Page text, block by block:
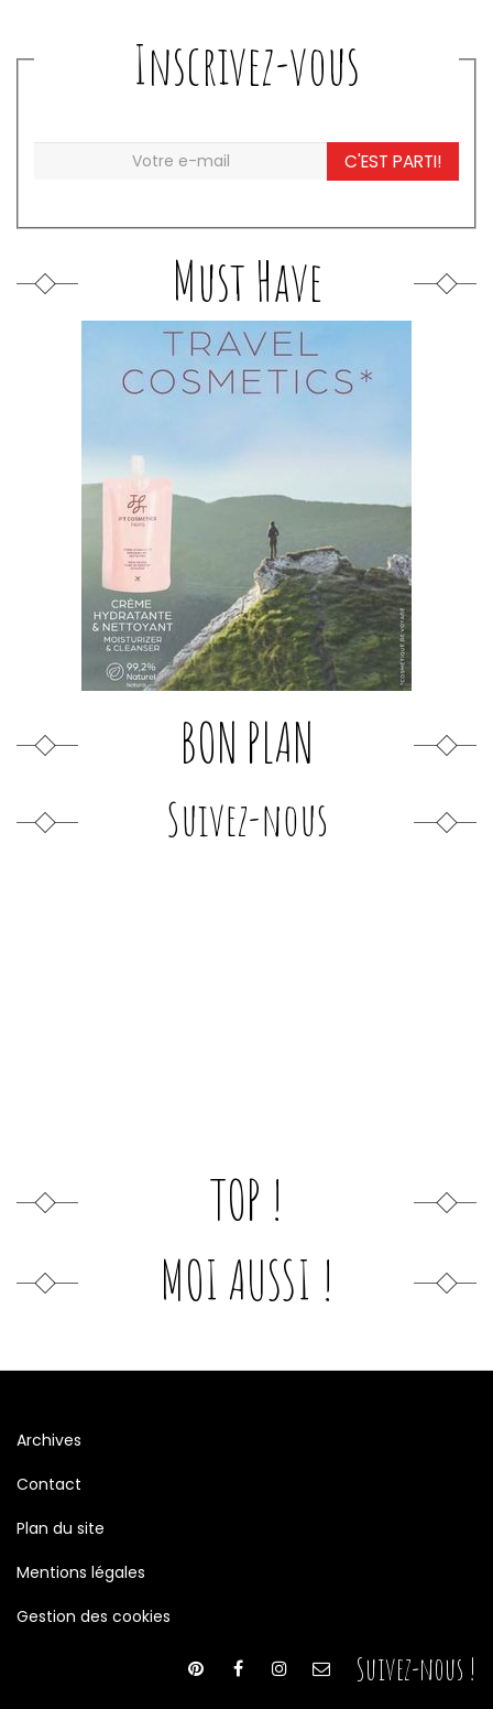
Inscrivez-vous
C'EST PARTI!
Must Have
BON PLAN
Suivez-nous
TOP !
MOI AUSSI !
Archives
Contact
Plan du site
Mentions légales
Gestion des cookies
Suivez-nous !